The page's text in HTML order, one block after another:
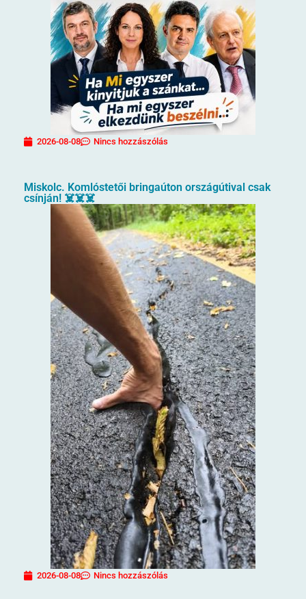
2026-08-08 Nincs hozzászólás
Miskolc. Komlóstetői bringaúton országútival csak
csínján! ☠️☠️☠️
2026-08-08 Nincs hozzászólás